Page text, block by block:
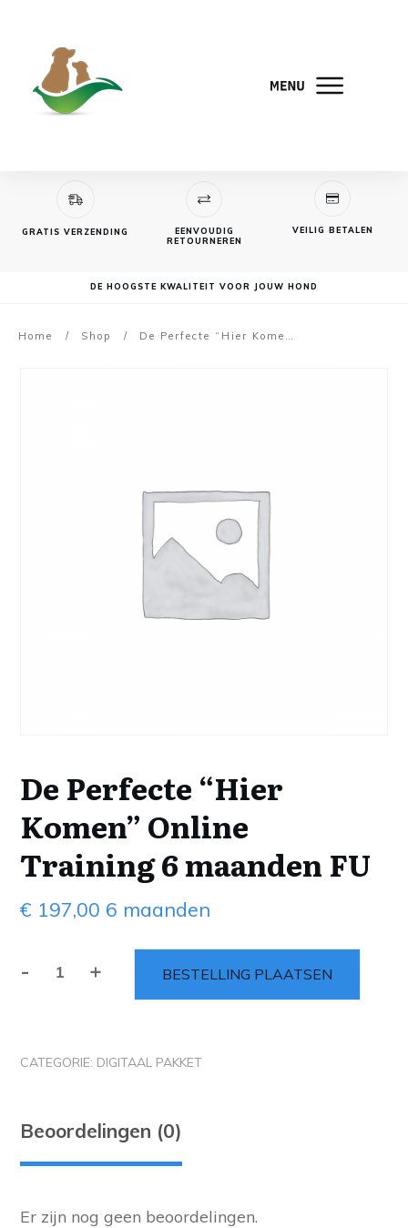
GRATIS VERZENDING
EENVOUDIG
RETOURNEREN
VEILIG BETALEN
DE HOOGSTE KWALITEIT VOOR JOUW HOND
Home / Shop / De Perfecte “Hier Komen” Online Training 6 maanden FU
De Perfecte “Hier
Komen” Online
Training 6 maanden FU
€ 197,00 6 maanden
- + BESTELLING PLAATSEN
CATEGORIE: DIGITAAL PAKKET
Beoordelingen (0)
Er zijn nog geen beoordelingen.